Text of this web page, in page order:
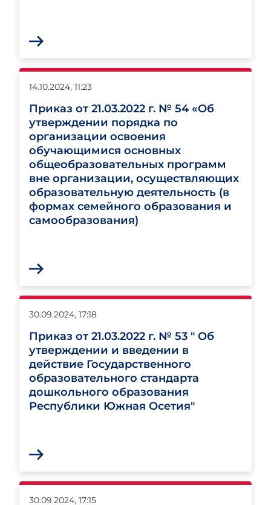
Приказ от 21.03.2022 г. № 54 «Об
утверждении порядка по
организации освоения
обучающимися основных
общеобразовательных программ
вне организации, осуществляющих
образовательную деятельность (в
формах семейного образования и
самообразования)
14.10.2024, 11:23
Приказ от 21.03.2022 г. № 53 " Об
утверждении и введении в
действие Государственного
образовательного стандарта
дошкольного образования
Республики Южная Осетия"
30.09.2024, 17:18
30.09.2024, 17:15